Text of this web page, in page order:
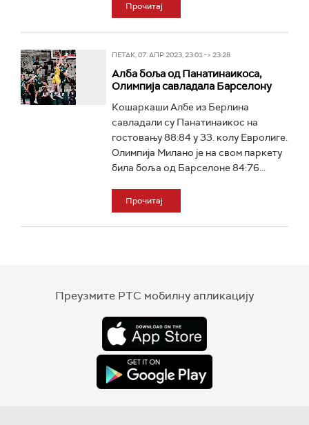
Прочитај
ПЕТАК, 07. АПР 2023, 23:01 -> 23:28
Алба боља од Панатинаикоса,
Олимпија савладала Барселону
Кошаркаши Албе из Берлина
савладали су Панатинаикос на
гостовању 88:84 у 33. колу Евролиге.
Олимпија Милано је на свом паркету
била боља од Барселоне 84:76...
Прочитај
Преузмите РТС мобилну апликацију